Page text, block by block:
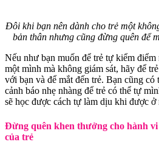
Đôi khi bạn nên dành cho trẻ một
bản thân nhưng cũng đừng quên để
Nếu như bạn muốn để trẻ tự kiểm
một mình mà không giám sát, hãy để
với bạn và để mắt đến trẻ. Bạn cũng có
cảnh báo nhẹ nhàng để trẻ có thể tự
sẽ học được cách tự làm dịu khi được ở
Đừng quên khen thưởng cho hành
của trẻ